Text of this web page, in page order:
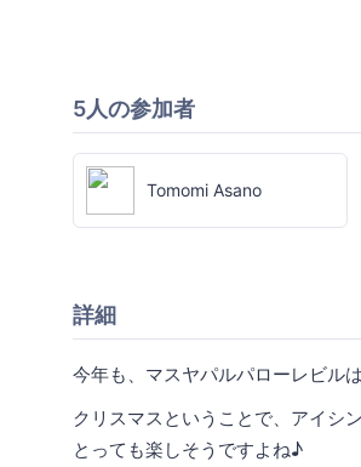
5人の参加者
Tomomi Asano
詳細
今年も、マスヤパルパローレビル
クリスマスということで、アイシ
とっても楽しそうですよね♪